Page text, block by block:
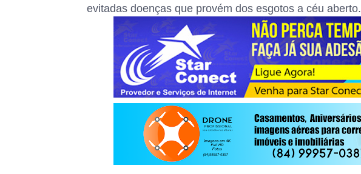
evitadas doenças que provém dos esgotos a céu aberto.